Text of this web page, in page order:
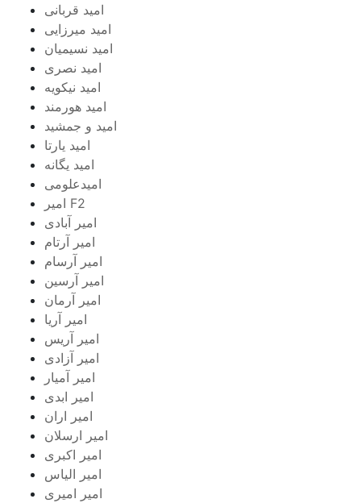
امید قربانی
امید میرزایی
امید نسیمیان
امید نصری
امید نیکویه
امید هورمند
امید و جمشید
امید یارتا
امید یگانه
امیدعلومی
امیر F2
امیر آبادی
امیر آرتام
امیر آرسام
امیر آرسین
امیر آرمان
امیر آریا
امیر آریس
امیر آزادی
امیر آمیار
امیر ابدی
امیر اران
امیر ارسلان
امیر اکبری
امیر الیاس
امیر امیری